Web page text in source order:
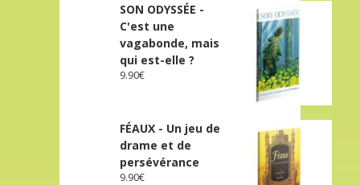
SON ODYSSÉE -
C'est une
vagabonde, mais
qui est-elle ?
9.90€
FÉAUX - Un jeu de
drame et de
persévérance
9.90€